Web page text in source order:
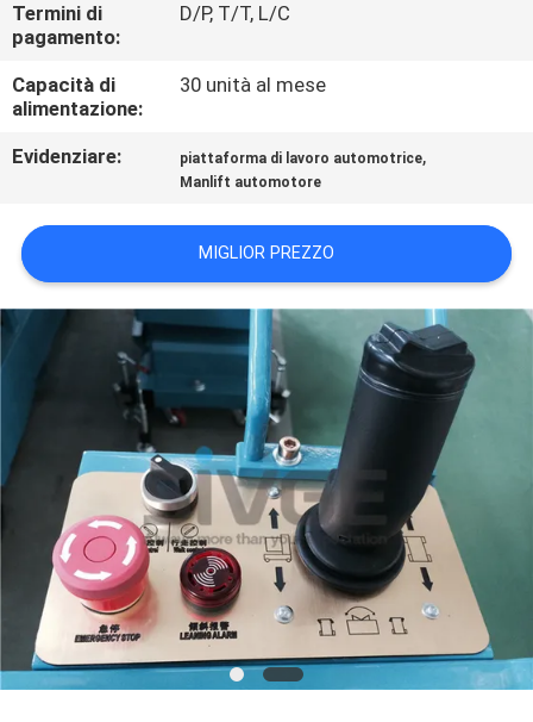
RICHIEDA
UNA
DEL
SITO
PRIVACY
Termini di
pagamento:
D/P, T/T, L/C
Capacità di
alimentazione:
30 unità al mese
Evidenziare: piattaforma di lavoro automotrice,
Manlift automotore
MIGLIOR PREZZO